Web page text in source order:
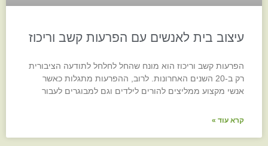
עיצוב בית לאנשים עם הפרעות קשב וריכוז
הפרעות קשב וריכוז הוא מונח שהחל לחלחל לתודעה הציבורית
רק ב-20 השנים האחרונות. לרוב, ההפרעות מתגלות כאשר
אנשי מקצוע ממליצים להורים לילדים וגם למבוגרים לעבור
קרא עוד »